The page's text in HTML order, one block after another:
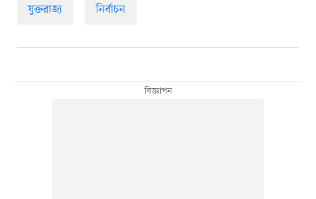
যুক্তরাজ্য নির্বাচন